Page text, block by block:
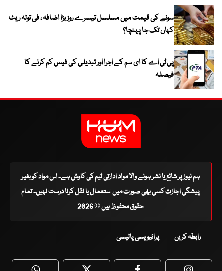
سونے کی قیمت میں مسلسل تیسرے روز بڑا اضافہ ، فی تولہ ریٹ
کہاں تک جا پہنچا؟
پی ٹی اے کا ای سم کے اجرا اور تبدیلی کی فیس کم کرنے کا
فیصلہ
ہم نیوز پر شائع یا نشر ہونے والا مواد ادارتی ٹیم کی کاوش ہے۔ اس مواد کو بغیر
پیشگی اجازت کسی بھی صورت میں استعمال یا نقل کرنا درست نہیں۔ تمام
حقوق محفوظ ہیں © 2026
رابطہ کریں پرائیویسی پالیسی